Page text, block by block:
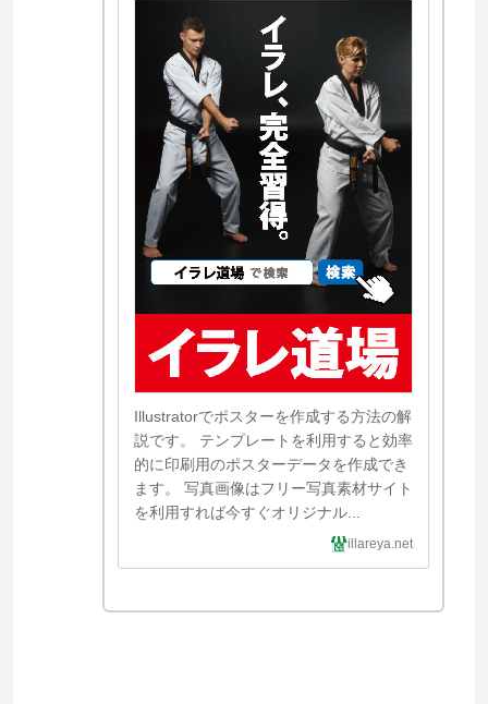
Illustratorでポスターを作成する方法の解
説です。 テンプレートを利用すると効率
的に印刷用のポスターデータを作成でき
ます。 写真画像はフリー写真素材サイト
を利用すれば今すぐオリジナル...
illareya.net